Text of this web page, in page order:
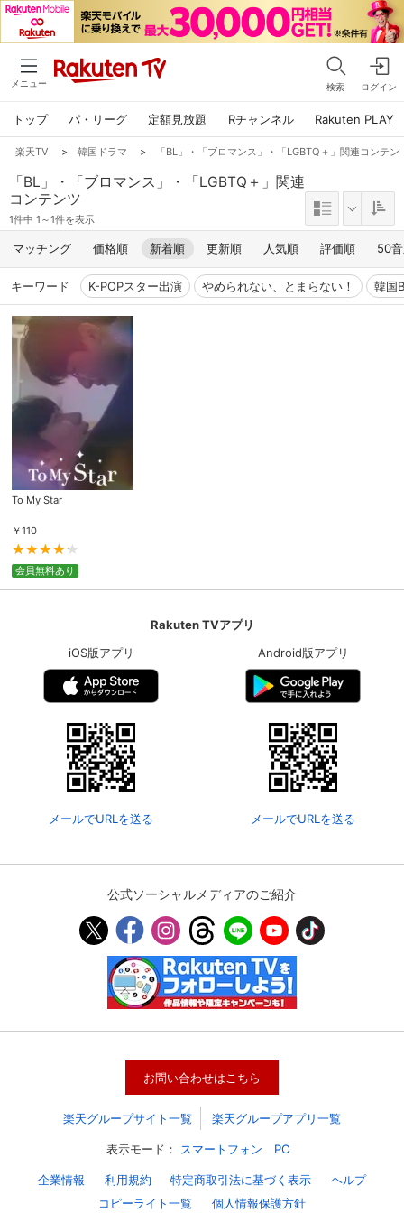
メニュー 検索 ログイン
トップ パ・リーグ 定額見放題 Rチャンネル Rakuten PLAY
楽天TV > 韓国ドラマ > 「BL」・「ブロマンス」・「LGBTQ＋」関連コンテ
「BL」・「ブロマンス」・「LGBTQ＋」関連
コンテンツ
1件中 1～1件を表示
マッチング 価格順 新着順 更新順 人気順 評価順 50
キーワード K-POPスター出演 やめられない、とまらない！ 韓国
To My Star
￥110
会員無料あり
Rakuten TVアプリ
iOS版アプリ
メールでURLを送る
Android版アプリ
メールでURLを送る
公式ソーシャルメディアのご紹介
お問い合わせはこちら
楽天グループサイト一覧 楽天グループアプリ一覧
表示モード： スマートフォン PC
企業情報 利用規約 特定商取引法に基づく表示
ヘルプ
コピーライト一覧
個人情報保護方針